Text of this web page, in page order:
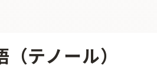
ストラの楽屋から 海の向こうの音楽家
ないオーケストラコンサート
有料ライブ配信スケジュール
や
テノール）